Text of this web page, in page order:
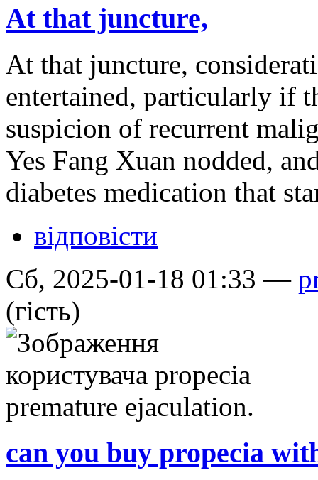
At that juncture,
At that juncture,
entertained, particularly if
suspicion of recurrent
Yes Fang Xuan nodded,
diabetes medication that
відповісти
Сб, 2025-01-18 01:33 —
(гість)
can you buy propecia